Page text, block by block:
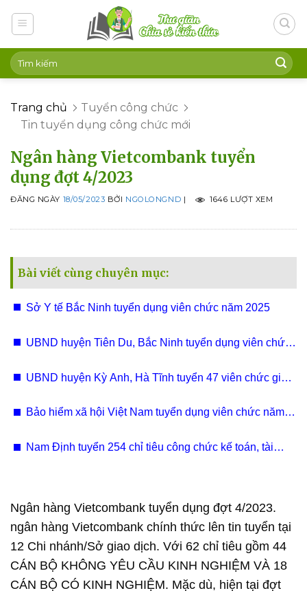
Trang chủ
Tuyển công chức
Tin tuyển dụng công chức mới
Ngân hàng Vietcombank tuyển
dụng đợt 4/2023
ĐĂNG NGÀY 18/05/2023 BỞI NGOLONGND | 1646 LƯỢT XEM
Bài viết cùng chuyên mục:
Sở Y tế Bắc Ninh tuyển dụng viên chức năm 2025
UBND huyện Tiên Du, Bắc Ninh tuyển dụng viên chức
UBND huyện Kỳ Anh, Hà Tĩnh tuyển 47 viên chức giáo
Bảo hiểm xã hội Việt Nam tuyển dụng viên chức năm
Nam Định tuyển 254 chỉ tiêu công chức kế toán, tài
Ngân hàng Vietcombank tuyển dụng đợt 4/2023.
ngân hàng Vietcombank chính thức lên tin tuyển tại
12 Chi nhánh/Sở giao dịch. Với 62 chỉ tiêu gồm 44
CÁN BỘ KHÔNG YÊU CẦU KINH NGHIỆM VÀ 18
CÁN BỘ CÓ KINH NGHIỆM. Mặc dù, hiện tại đợt